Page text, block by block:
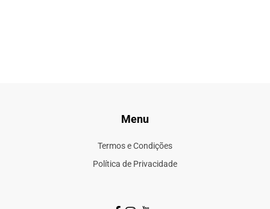
Menu
Termos e Condições
Política de Privacidade